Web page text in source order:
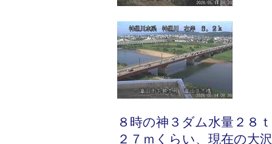
８時の神３ダム水量２８
２７ｍくらい、現在の大